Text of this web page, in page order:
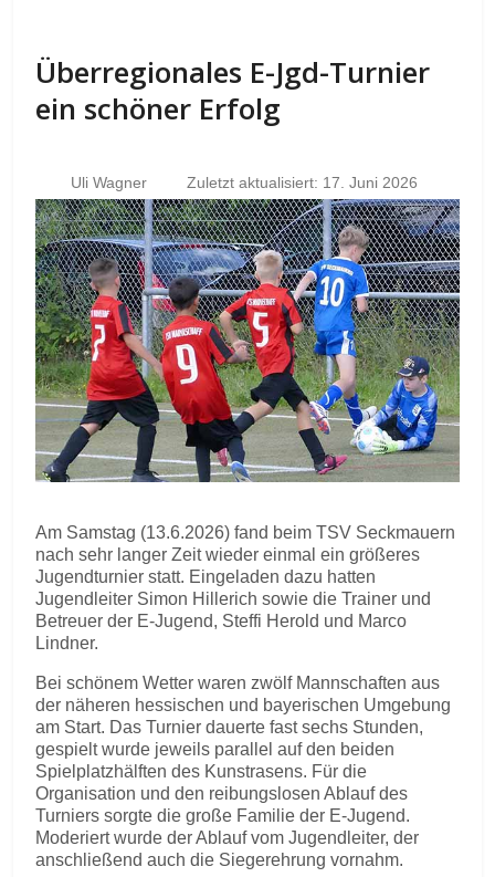
Überregionales E-Jgd-Turnier
ein schöner Erfolg
Uli Wagner Zuletzt aktualisiert: 17. Juni 2026
Am Samstag (13.6.2026) fand beim TSV Seckmauern
nach sehr langer Zeit wieder einmal ein größeres
Jugendturnier statt. Eingeladen dazu hatten
Jugendleiter Simon Hillerich sowie die Trainer und
Betreuer der E-Jugend, Steffi Herold und Marco
Lindner.
Bei schönem Wetter waren zwölf Mannschaften aus
der näheren hessischen und bayerischen Umgebung
am Start. Das Turnier dauerte fast sechs Stunden,
gespielt wurde jeweils parallel auf den beiden
Spielplatzhälften des Kunstrasens. Für die
Organisation und den reibungslosen Ablauf des
Turniers sorgte die große Familie der E-Jugend.
Moderiert wurde der Ablauf vom Jugendleiter, der
anschließend auch die Siegerehrung vornahm.